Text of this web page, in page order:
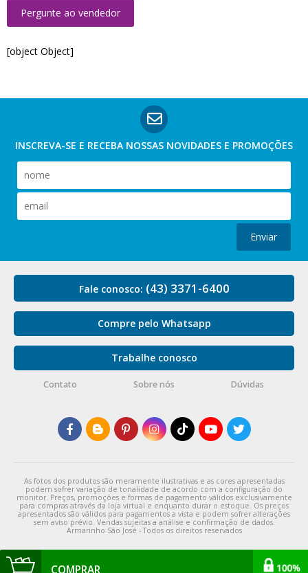
COMPRAR
Pergunte ao vendedor
[object Object]
INSCREVA-SE E RECEBA NOSSAS NOVIDADES E PROMOÇÕES
Enviar
Fale conosco: (43) 3371-6400
Compre pelo Whatsapp
Trabalhe conosco
Contato Sobre nós Dúvidas
As fotos dos produtos são meramente ilustrativas e as cores apresentadas
podem sofrer variação de tonalidade de acordo com a configuração do
monitor. Preços, promoções e formas de pagamento válidos exclusivamente
para compras através da loja virtual e enquanto durar o estoque. Os preços
apresentados são válidos para pagamentos a vista e podem sofrer alterações
sem aviso prévio. Vendas sujeitas a análise e confirmação de dados.
Armarinho São José - Todos os direitos reservados